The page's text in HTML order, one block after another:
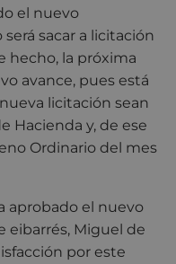
el nuevo
sacar a licitación
hecho, la próxima
avance, pues está
licitación sean
Hacienda y, de ese
Ordinario del mes
aprobado el nuevo
eibarrés, Miguel de
por este